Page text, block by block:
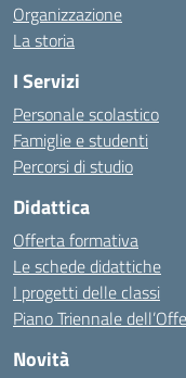
Organizzazione
La storia
I Servizi
Personale scolastico
Famiglie e studenti
Percorsi di studio
Didattica
Offerta formativa
Le schede didattiche
I progetti delle classi
Piano Triennale
Novità